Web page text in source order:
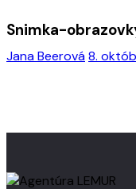
Jana Beerová8.
Snimka-